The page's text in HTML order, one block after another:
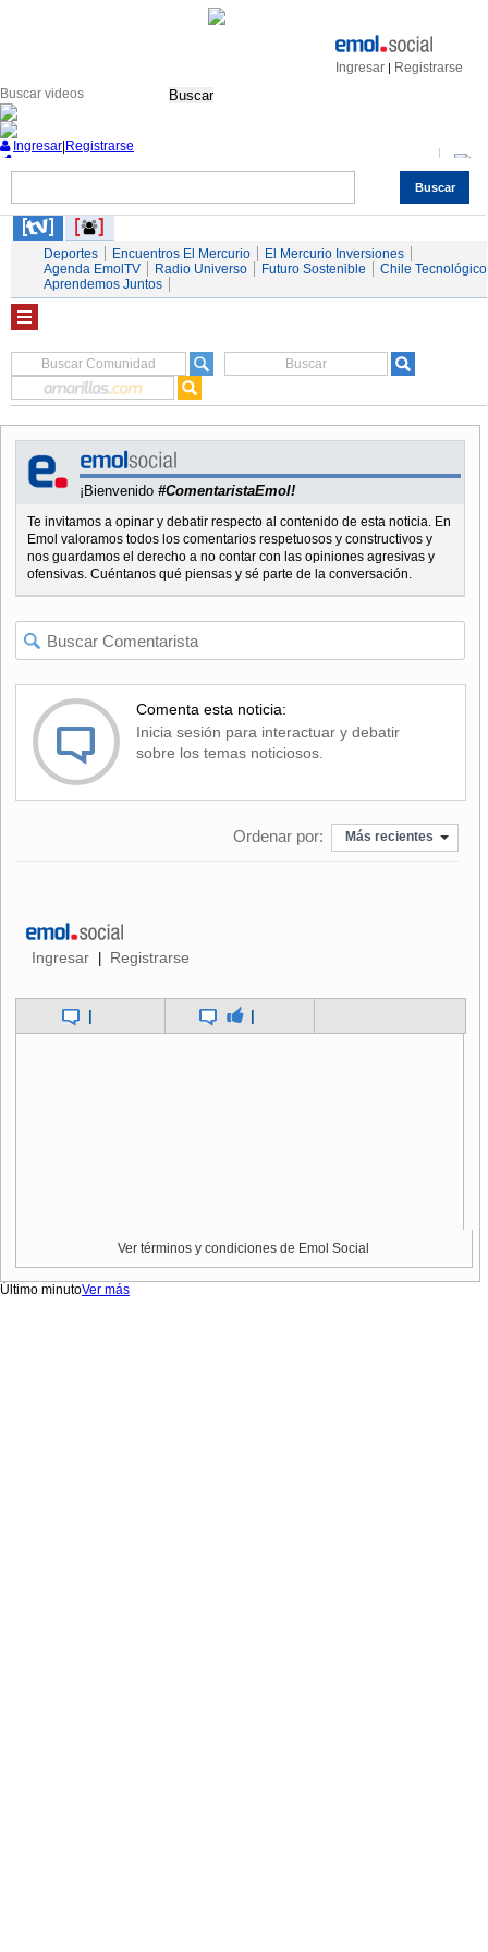
Ingresar | Registrarse
Buscar
Buscar
Ingresar Registrarse
Servicios
Deportes Encuentros El Mercurio
El Mercurio Inversiones
Agenda EmolTV
Radio Universo Futuro Sostenible
Chile Tecnológico
Aprendemos Juntos
¡Bienvenido #ComentaristaEmol!
Te invitamos a opinar y debatir respecto al contenido de esta noticia. En
Emol valoramos todos los comentarios respetuosos y constructivos y
nos guardamos el derecho a no contar con las opiniones agresivas y
ofensivas. Cuéntanos qué piensas y sé parte de la conversación.
Comenta esta noticia:
Inicia sesión para interactuar y debatir
sobre los temas noticiosos.
Ordenar por: Más recientes
Ingresar | Registrarse
| |
Ver términos y condiciones de Emol Social
Último minutoVer más